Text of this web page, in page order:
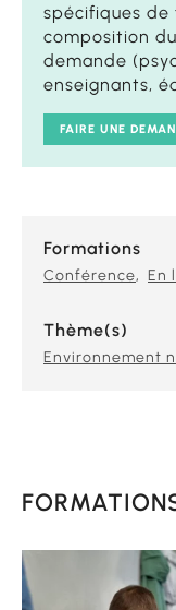
Formations
Conférence En
Thème(s)
Environnement
spécifiques
composition
demande
enseignants,
FAIRE UNE